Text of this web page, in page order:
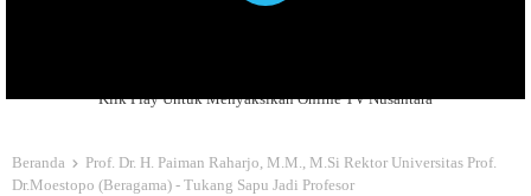
Klik Play Untuk Menyaksikan Online TV Nusantara
Beranda
Prof. Dr. H. Paiman Raharjo, M.M., M.Si Rektor Universitas Prof.
Dr.Moestopo (Beragama) - Tukang Sapu Jadi Profesor